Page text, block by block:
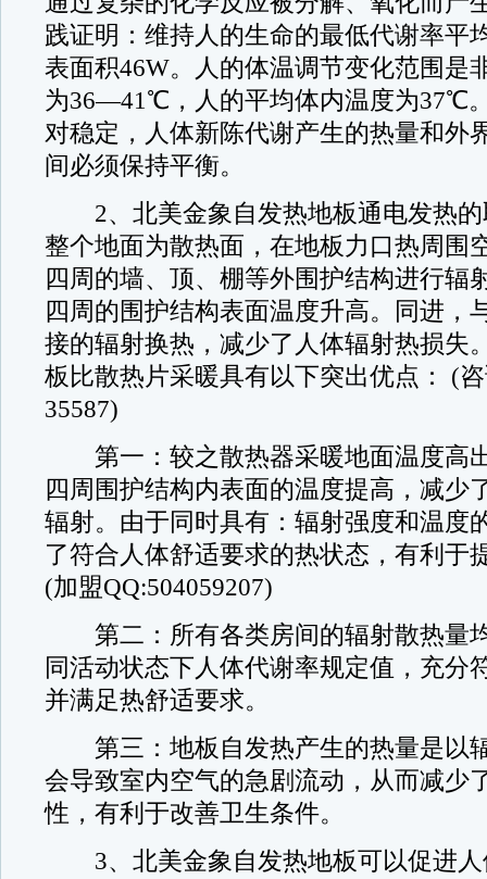
践证明：维持人的生命的最低代谢率平
表面积46W。人的体温调节变化范围是
为36—41℃，人的平均体内温度为37℃
对稳定，人体新陈代谢产生的热量和外
间必须保持平衡。
2、北美金象自发热地板通电发热的
整个地面为散热面，在地板力口热周围
四周的墙、顶、棚等外围护结构进行辐
四周的围护结构表面温度升高。同进，
接的辐射换热，减少了人体辐射热损失
板比散热片采暖具有以下突出优点： (
35587)
第一：较之散热器采暖地面温度高
四周围护结构内表面的温度提高，减少
辐射。由于同时具有：辐射强度和温度
了符合人体舒适要求的热状态，有利于
(加盟QQ:504059207)
第二：所有各类房间的辐射散热量
同活动状态下人体代谢率规定值，充分
并满足热舒适要求。
第三：地板自发热产生的热量是以
会导致室内空气的急剧流动，从而减少
性，有利于改善卫生条件。
3、北美金象自发热地板可以促进人